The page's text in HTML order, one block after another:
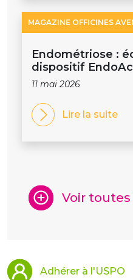
MAGAZINE OFFICINES
Endométriose :
dispositif
11 mai 2026
Lire la suite
Voir
Adhérer à l'USPO